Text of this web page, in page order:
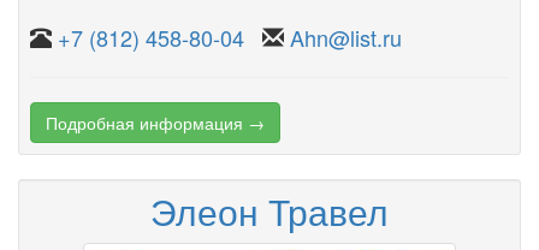
+7 (812) 458-80-04 Ahn@list.ru
Подробная информация →
Элеон Травел